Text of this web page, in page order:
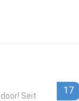
Seit
17